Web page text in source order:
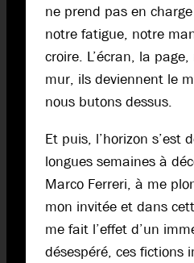
ne prend pas en
notre fatigue, notre
croire. L’écran, la
mur, ils deviennent le
nous butons dessus.
Et puis, l’horizon s’est
longues semaines à
Marco Ferreri, à me
mon invitée et dans
me fait l’effet d’un
désespéré, ces fictions